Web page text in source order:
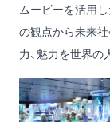
ムービーを活用し
の観点から未来
力、魅力を世界の